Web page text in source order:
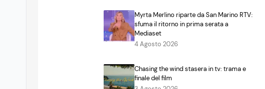
Myrta Merlino riparte da San Marino RTV:
sfuma il ritorno in prima serata a
Mediaset
4 Agosto 2026
Chasing the wind stasera in tv: trama e
finale del film